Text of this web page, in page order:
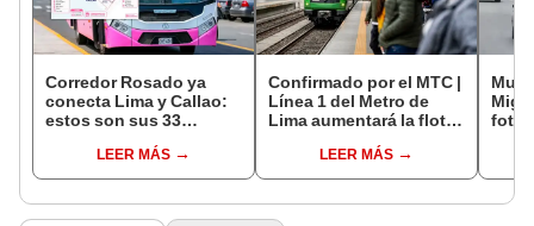
Corredor Rosado ya
conecta Lima y Callao:
estos son sus 33
por solo S/1.50 y los
horarios de atención
LEER MÁS
Confirmado por el MTC |
Línea 1 del Metro de
Lima aumentará la flota
esperaLEER MÁS